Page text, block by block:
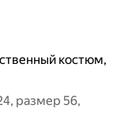
костюм,
размер 56,